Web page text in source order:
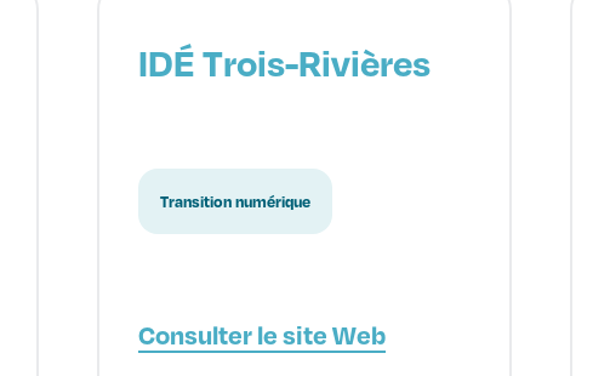
IDÉ Trois-Rivières
Transition numérique
Consulter le site Web